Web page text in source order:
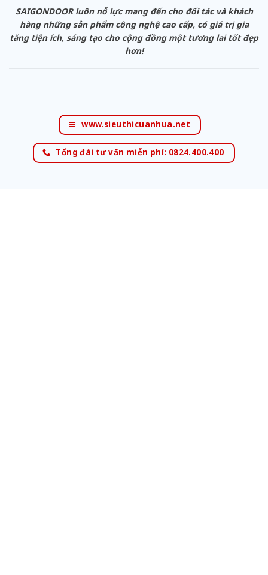
SAIGONDOOR luôn nỗ lực mang đến cho đối tác và khách
hàng những sản phẩm công nghệ cao cấp, có giá trị gia
tăng tiện ích, sáng tạo cho cộng đồng một tương lai tốt đẹp
hơn!
www.sieuthicuanhua.net
Tổng đài tư vấn miễn phí: 0824.400.400